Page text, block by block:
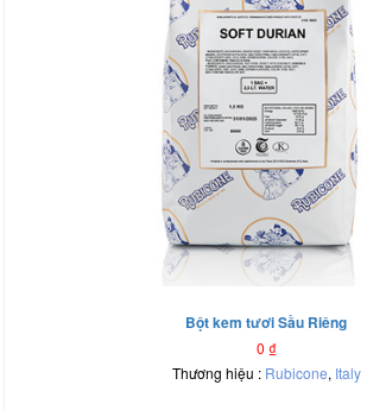
Bột kem tươi Sầu Riêng
0 ₫
Thương hiệu : Rubicone, Italy